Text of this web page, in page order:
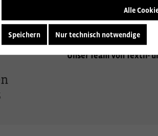
Wir beraten Sie gerne
Aufbringen Ihres
Sie gerne über alle
Unser Team von Textil-
Alle
Speichern Nur technisch notwendige